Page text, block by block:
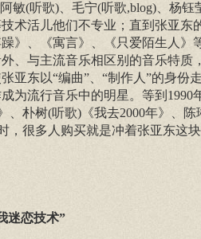
敏(听歌)、毛宁(听歌,blog)、杨钰
术活儿他们不专业；直到张亚东
》、《寓言》、《只爱陌生人》
、与主流音乐相区别的音乐特质
亚东以“编曲”、“制作人”的身份
为流行音乐中的明星。等到1990
、朴树(听歌)《我去2000年》、陈
，很多人购买就是冲着张亚东这
恋技术”